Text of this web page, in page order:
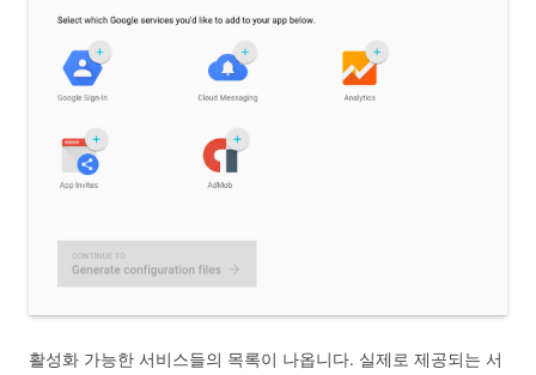
활성화 가능한 서비스들의 목록이 나옵니다. 실제로 제공되는 서